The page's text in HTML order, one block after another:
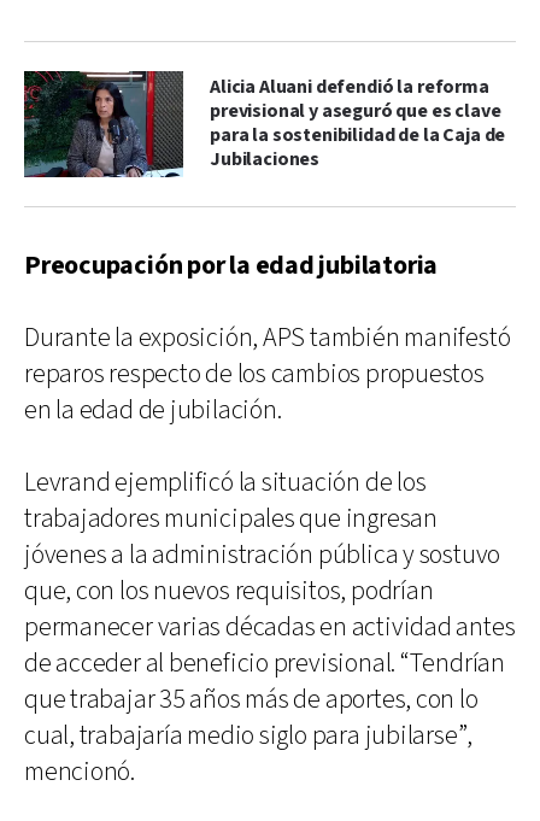
Alicia Aluani defendió la reforma
previsional y aseguró que es clave
para la sostenibilidad de la Caja de
Jubilaciones
Preocupación por la edad jubilatoria
Durante la exposición, APS también manifestó
reparos respecto de los cambios propuestos
en la edad de jubilación.
Levrand ejemplificó la situación de los
trabajadores municipales que ingresan
jóvenes a la administración pública y sostuvo
que, con los nuevos requisitos, podrían
permanecer varias décadas en actividad antes
de acceder al beneficio previsional. “Tendrían
que trabajar 35 años más de aportes, con lo
cual, trabajaría medio siglo para jubilarse”,
mencionó.